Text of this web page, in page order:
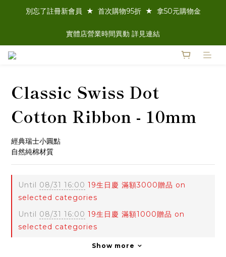
別忘了註冊新會員  ★  首次購物95折  ★  拿50元購物金
實體店營業時間異動 詳見連結
Classic Swiss Dot
Cotton Ribbon - 10mm
經典瑞士小圓點
自然純棉材質
Until 08/31 16:00 19生日慶 滿額3000贈品 on
selected categories
Until 08/31 16:00 19生日慶 滿額1000贈品 on
selected categories
Show more